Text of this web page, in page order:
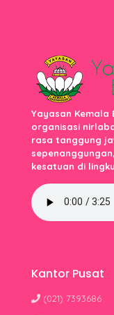
Yayasan Kemala
organisasi
rasa tanggung
kesatuan di
Kantor Pusat
(021) 7393686